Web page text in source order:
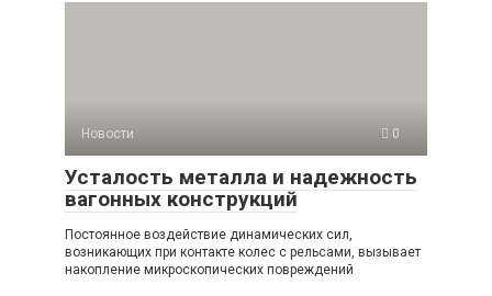
Новости 0
Усталость металла и надежность
вагонных конструкций
Постоянное воздействие динамических сил,
возникающих при контакте колес с рельсами, вызывает
накопление микроскопических повреждений